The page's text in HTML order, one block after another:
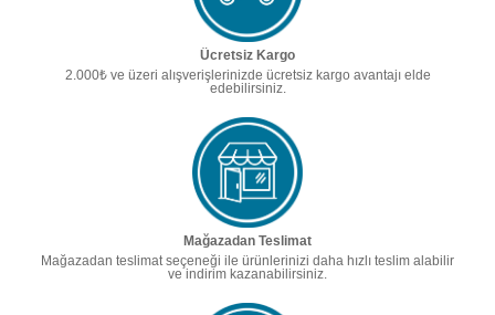
Ücretsiz Kargo
2.000₺ ve üzeri alışverişlerinizde ücretsiz kargo avantajı elde
edebilirsiniz.
Mağazadan Teslimat
Mağazadan teslimat seçeneği ile ürünlerinizi daha hızlı teslim alabilir
ve indirim kazanabilirsiniz.